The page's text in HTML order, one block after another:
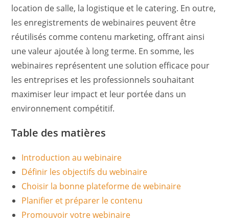
location de salle, la logistique et le catering. En outre,
les enregistrements de webinaires peuvent être
réutilisés comme contenu marketing, offrant ainsi
une valeur ajoutée à long terme. En somme, les
webinaires représentent une solution efficace pour
les entreprises et les professionnels souhaitant
maximiser leur impact et leur portée dans un
environnement compétitif.
Table des matières
Introduction au webinaire
Définir les objectifs du webinaire
Choisir la bonne plateforme de webinaire
Planifier et préparer le contenu
Promouvoir votre webinaire